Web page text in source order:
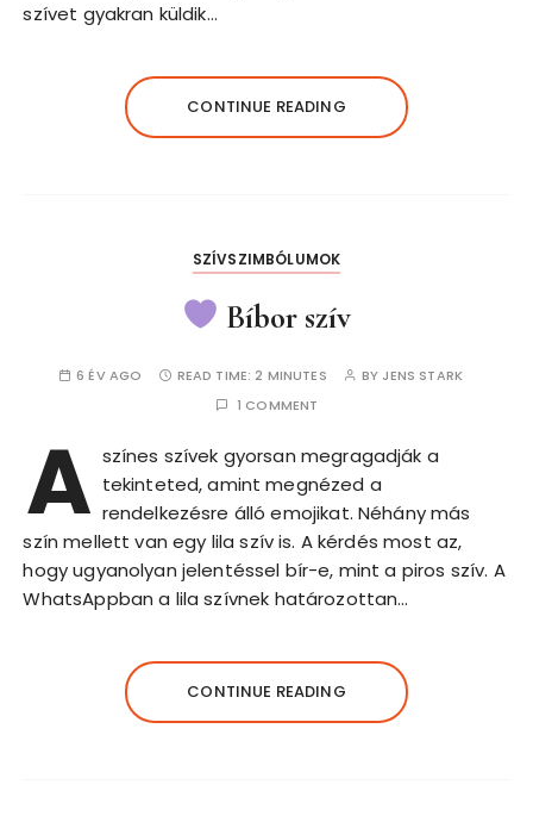
szívet gyakran küldik…
CONTINUE READING
SZÍVSZIMBÓLUMOK
Bíbor szív
6 ÉV AGO READ TIME:2 MINUTES BY JENS STARK
1 COMMENT
A színes szívek gyorsan megragadják a
tekinteted, amint megnézed a
rendelkezésre álló emojikat. Néhány más
szín mellett van egy lila szív is. A kérdés most az,
hogy ugyanolyan jelentéssel bír-e, mint a piros szív. A
WhatsAppban a lila szívnek határozottan…
CONTINUE READING